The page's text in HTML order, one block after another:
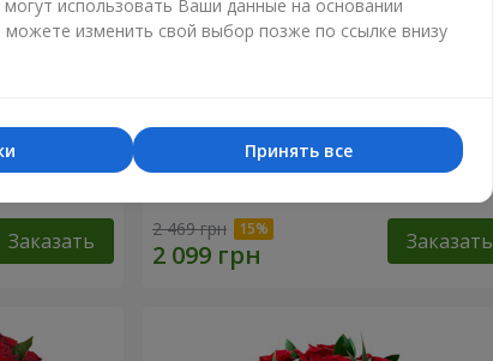
Заказать
Букет "Гармония"
2 469 грн Заказать
использовать Ваши данные на основании
можете изменить свой выбор позже по ссылке внизу
Принять все